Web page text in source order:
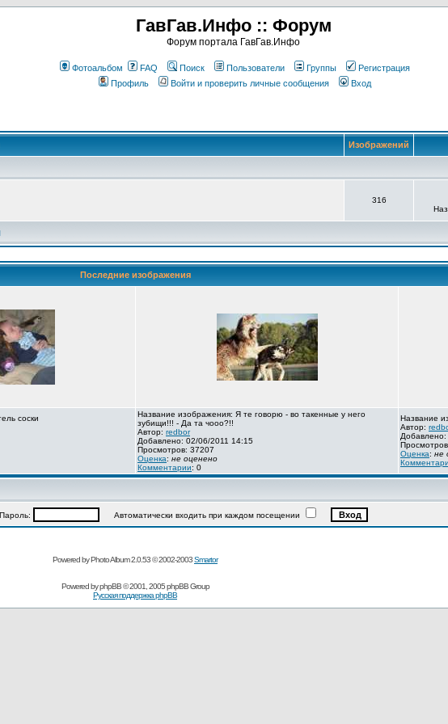
ГавГав.Инфо :: Форум
Форум портала ГавГав.Инфо
Фотоальбом FAQ Поиск Пользователи Группы
Регистрация
Профиль
Войти и проверить личные сообщения Вход
Изображений
316
Последние изображения
соски
Название изображения: Я те говорю - во такенные у него
зубищи!!! - Да та чооо?!!
Автор: redbor
Добавлено: 02/06/2011 14:15
Просмотров: 37207
Оценка: не оценено
Комментарии: 0
Название
Автор:
Оценка: не
Автоматически входить при каждом посещении
Powered by Photo Album 2.0.53 © 2002-2003Smartor
Powered byphpBB© 2001, 2005 phpBB Group
Русская поддержка phpBB